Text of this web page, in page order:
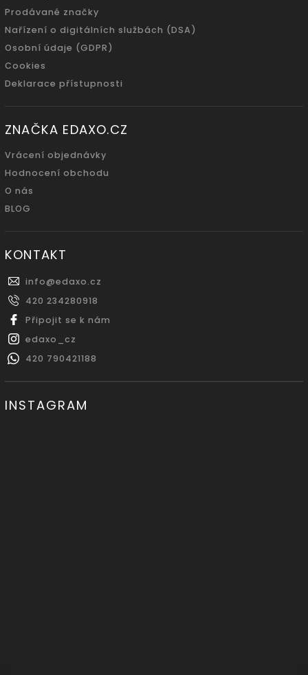
Prodávané značky
Nařízení o digitálních službách (DSA)
Osobní údaje (GDPR)
Cookies
Deklarace přístupnosti
ZNAČKA EDAXO.CZ
Vrácení objednávky
Hodnocení obchodu
O nás
BLOG
KONTAKT
info@edaxo.cz
420 234280918
Připojit se k nám
edaxo_cz
420 790421188
INSTAGRAM